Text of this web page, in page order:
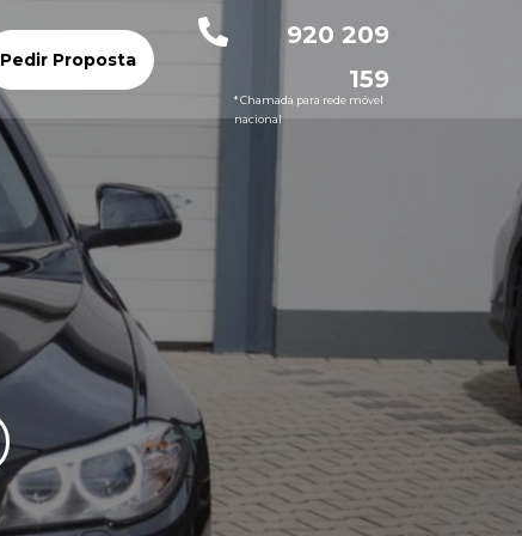
Pedir Proposta
920 209
159
* Chamada para rede móvel
nacional